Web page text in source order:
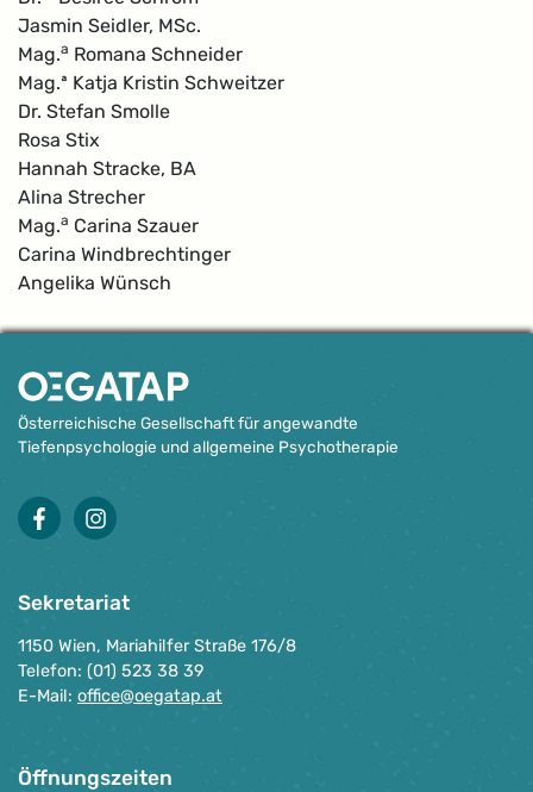
Jasmin Seidler, MSc.
Mag.a Romana Schneider
Mag.ª Katja Kristin Schweitzer
Dr. Stefan Smolle
Rosa Stix
Hannah Stracke, BA
Alina Strecher
Mag.a Carina Szauer
Carina Windbrechtinger
Angelika Wünsch
Österreichische Gesellschaft für angewandte
Tiefenpsychologie und allgemeine Psychotherapie
facebookinstagram
Sekretariat
1150 Wien, Mariahilfer Straße 176/8
Telefon: (01) 523 38 39
E-Mail: office@oegatap.at
Öffnungszeiten